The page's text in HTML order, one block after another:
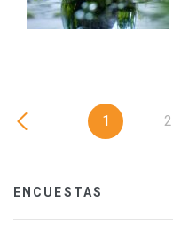
1 2
ENCUESTAS